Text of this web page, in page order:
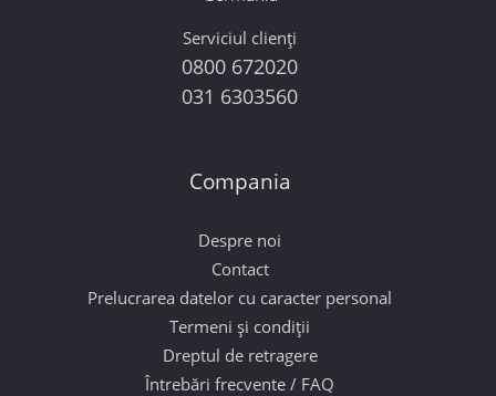
Serviciul clienți
0800 672020
031 6303560
Compania
Despre noi
Contact
Prelucrarea datelor cu caracter personal
Termeni și condiții
Dreptul de retragere
Întrebări frecvente / FAQ